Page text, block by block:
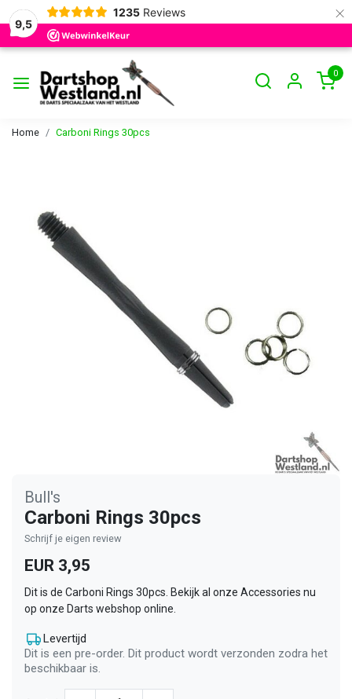
9,5
1235 Reviews ×
0
Home Carboni Rings 30pcs
Bull's
Carboni Rings 30pcs
Schrijf je eigen review
EUR 3,95
Dit is de Carboni Rings 30pcs. Bekijk al onze Accessories nu
op onze Darts webshop online.
Levertijd
Dit is een pre-order. Dit product wordt verzonden zodra het
beschikbaar is.